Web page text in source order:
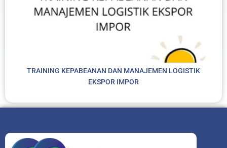
TRAINING KEPABEANAN DAN MANAJEMEN LOGISTIK
EKSPOR IMPOR